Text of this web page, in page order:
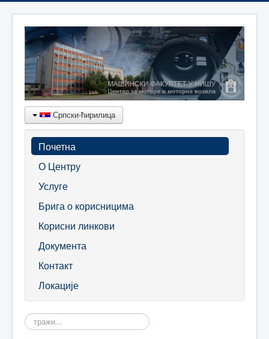
Српски-ћирилица
Почетна
О Центру
Услуге
Брига о корисницима
Корисни линкови
Документа
Контакт
Локације
Search: